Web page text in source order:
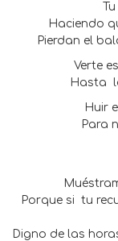
Haciendo
Pierdan el
Verte
Hasta
Huir
Para
Porque si tu
Digno de las